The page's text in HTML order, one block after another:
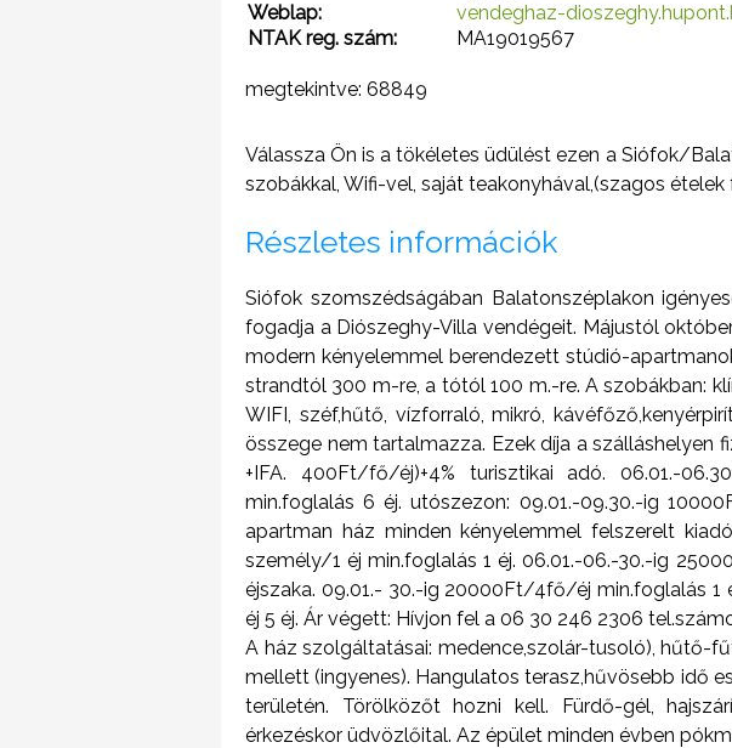
Weblap:
vendeghaz-
NTAK reg. szám:
MA19019567
megtekintve: 68849
Válassza Ön is a tökéletes üdülést ezen a Siófok/
szobákkal, Wifi-vel, saját teakonyhával,(szagos
Részletes információk
Siófok szomszédságában Balatonszéplakon
fogadja a Diószeghy-Villa vendégeit. Májustól
modern kényelemmel berendezett stúdió-
strandtól 300 m-re, a tótól 100 m.-re. A szobákban:
WIFI, széf,hűtő, vízforraló, mikró,
összege nem tartalmazza. Ezek díja a szálláshelyen
+IFA. 400Ft/fő/éj)+4% turisztikai adó. 06.01.-
min.foglalás 6 éj. utószezon: 09.01.-09.30.-ig
apartman ház minden kényelemmel felszerelt
személy/1 éj min.foglalás 1 éj. 06.01.-06.-30.-ig
éjszaka. 09.01.- 30.-ig 20000Ft/4fő/éj min.foglalás 1
éj 5 éj. Ár végett: Hívjon fel a 06 30 246 2306
A ház szolgáltatásai: medence,szolár-tusoló), hűtő-
mellett (ingyenes). Hangulatos terasz,hűvösebb idő
területén. Törölközőt hozni kell. Fürdő-gél,
érkezéskor üdvözlőital. Az épület minden évben